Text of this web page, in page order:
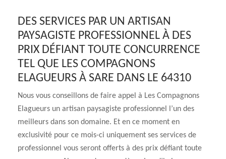
DES SERVICES PAR UN ARTISAN
PAYSAGISTE PROFESSIONNEL À DES
PRIX DÉFIANT TOUTE CONCURRENCE
TEL QUE LES COMPAGNONS
ELAGUEURS À SARE DANS LE 64310
Nous vous conseillons de faire appel à Les Compagnons
Elagueurs un artisan paysagiste professionnel l’un des
meilleurs dans son domaine. Et en ce moment en
exclusivité pour ce mois-ci uniquement ses services de
professionnel vous seront offerts à des prix défiant toute